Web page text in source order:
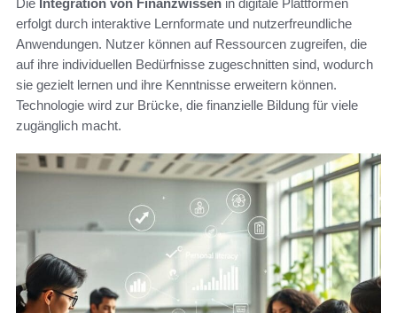
Die Integration von Finanzwissen in digitale Plattformen
erfolgt durch interaktive Lernformate und nutzerfreundliche
Anwendungen. Nutzer können auf Ressourcen zugreifen, die
auf ihre individuellen Bedürfnisse zugeschnitten sind, wodurch
sie gezielt lernen und ihre Kenntnisse erweitern können.
Technologie wird zur Brücke, die finanzielle Bildung für viele
zugänglich macht.